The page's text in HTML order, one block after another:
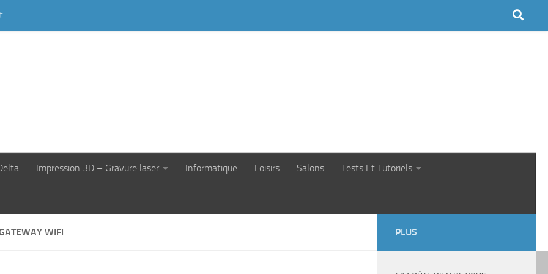
Impression 3D – Gravure laser Informatique Loisirs Salons Tests Et Tutoriels
WIFI PLUS